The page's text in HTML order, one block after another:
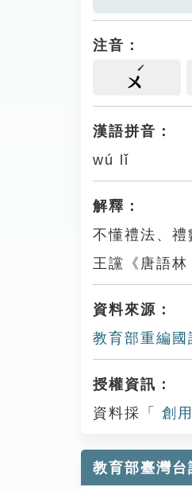
注音：
ㄨ
漢語拼音：
wú lǐ
解釋：
不懂禮法、禮
王讜《唐語林
資料來源：
教育部重編
授權資訊：
資料採「
創
教育部臺灣台